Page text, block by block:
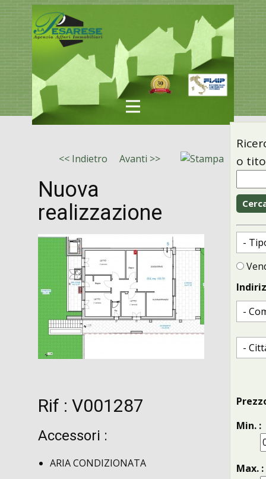
<< Indietro Avanti >>
Nuova
realizzazione
Rif : V001287
Accessori :
ARIA CONDIZIONATA
o
Min. :
Max. :